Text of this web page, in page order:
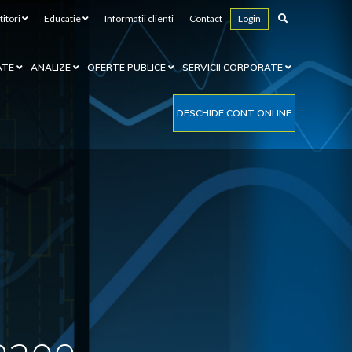
Educatie Informatii clienti Contact Login
ANALIZE OFERTE PUBLICE SERVICII CORPORATE
DESCHIDE CONT ONLINE